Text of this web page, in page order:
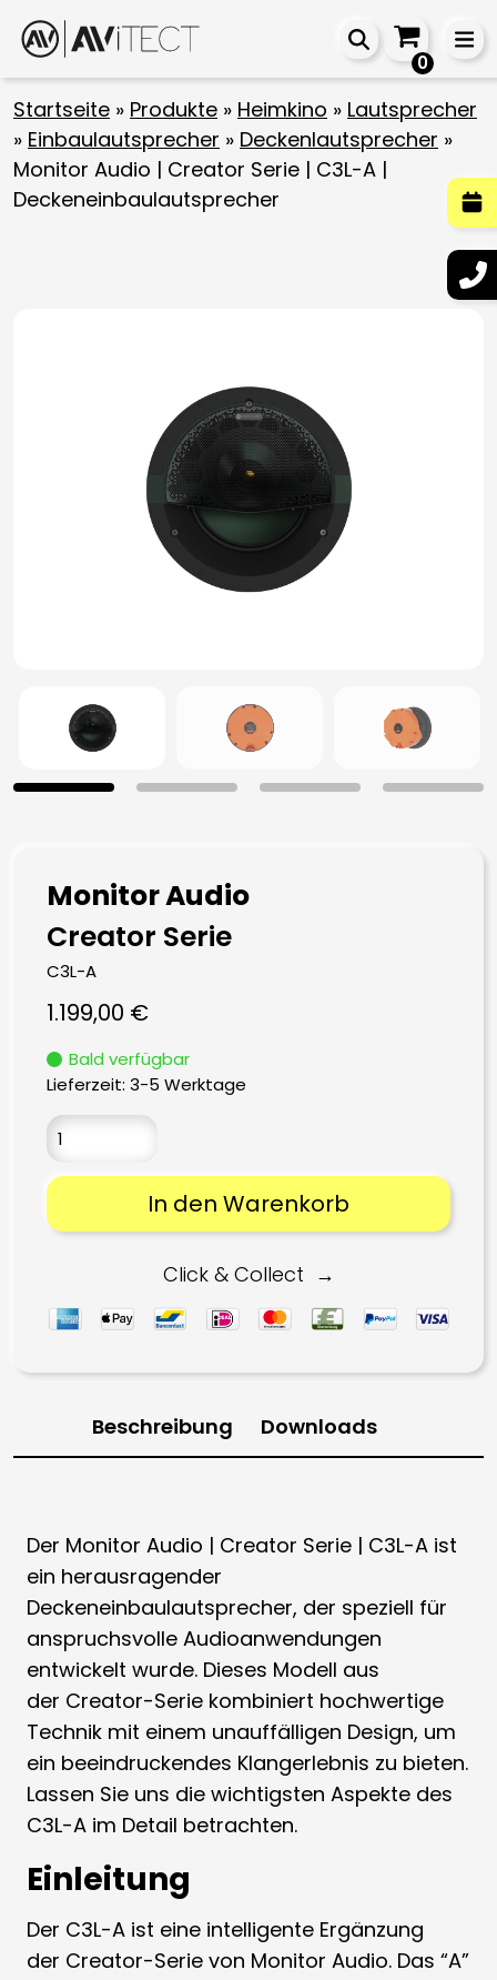
0
Startseite » Produkte » Heimkino » Lautsprecher
» Einbaulautsprecher » Deckenlautsprecher »
Monitor Audio | Creator Serie | C3L-A |
Deckeneinbaulautsprecher
Monitor Audio
Creator Serie
C3L-A
1.199,00 €
Bald verfügbar
Lieferzeit: 3-5 Werktage
In den Warenkorb
Click & Collect
Beschreibung Downloads
Der Monitor Audio | Creator Serie | C3L-A ist
ein herausragender
Deckeneinbaulautsprecher, der speziell für
anspruchsvolle Audioanwendungen
entwickelt wurde. Dieses Modell aus
der Creator-Serie kombiniert hochwertige
Technik mit einem unauffälligen Design, um
ein beeindruckendes Klangerlebnis zu bieten.
Lassen Sie uns die wichtigsten Aspekte des
C3L-A im Detail betrachten.
Einleitung
Der C3L-A ist eine intelligente Ergänzung
der Creator-Serie von Monitor Audio. Das “A”